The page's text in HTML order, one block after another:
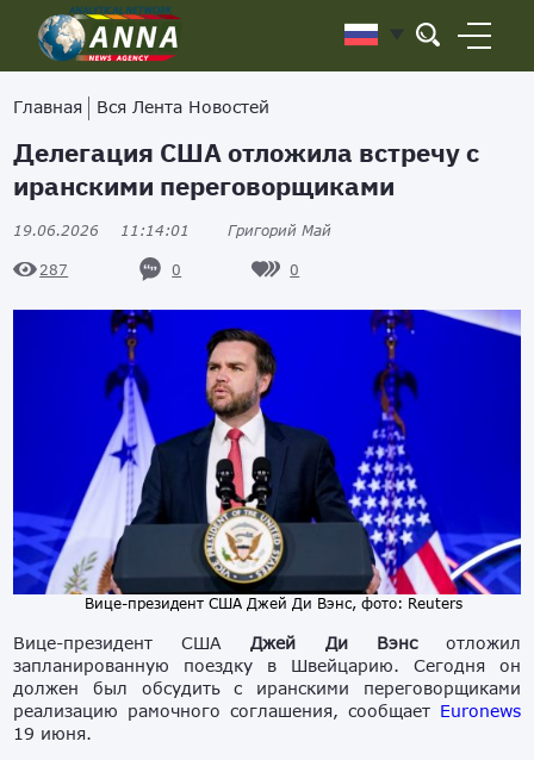
Главная Вся Лента Новостей
Делегация США отложила встречу с
иранскими переговорщиками
19.06.2026 11:14:01 Григорий Май
287 0 0
Вице-президент США Джей Ди Вэнс, фото: Reuters
Вице-президент СШАДжей Ди Вэнсотложил
запланированную поездку в Швейцарию. Сегодня он
должен был обсудить с иранскими переговорщиками
реализацию рамочного соглашения, сообщает Euronews
19 июня.